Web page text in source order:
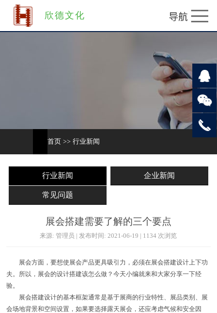
欣德文化
首页 >> 行业新闻
行业新闻 企业新闻
常见问题
展会搭建需要了解的三个要点
来源: 管理员 | 发布时间: 2021-06-19 | 1134 次浏览
展会方面，要想使展会产品更具吸引力，必须在展会搭建设计上下功
夫。所以，展会的设计搭建该怎么做？今天小编就来和大家分享一下经
验。
展会搭建设计的基本框架通常是基于展商的行业特性、展品类别、展
会场地背景和空间设置，如果要选择露天展会，还应考虑气候和安全因